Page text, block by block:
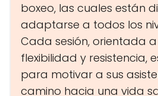
boxeo, las cuales están
adaptarse a todos los
Cada sesión, orientada
flexibilidad y resistencia,
para motivar a sus
camino hacia una vida